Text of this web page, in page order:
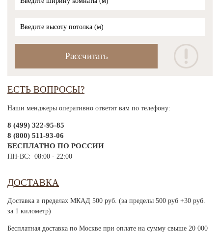
ЕСТЬ ВОПРОСЫ?
Наши менджеры оперативно ответят вам по телефону:
8 (499) 322-95-85
8 (800) 511-93-06
БЕСПЛАТНО ПО РОССИИ
ПН-ВС: 08:00 - 22:00
ДОСТАВКА
Доставка в пределах МКАД 500 руб. (за пределы 500 руб +30 руб.
за 1 километр)
Бесплатная доставка по Москве при оплате на сумму свыше 20 000